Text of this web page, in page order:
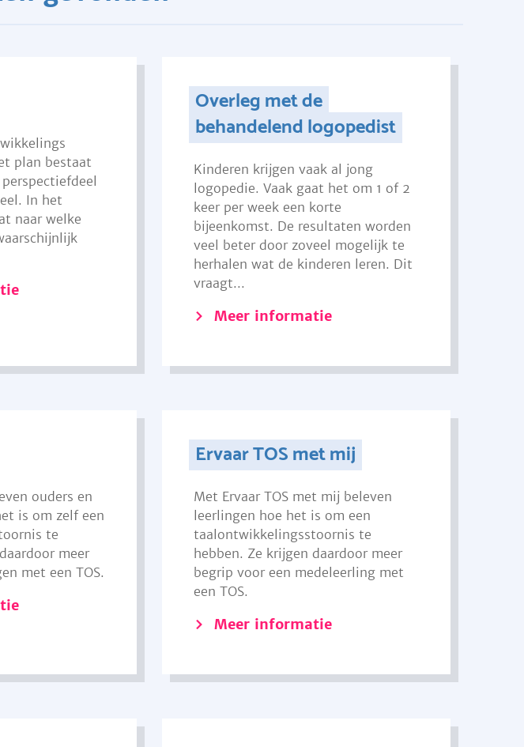
plan bestaat
In het
naar welke
Overleg met de
behandelend logopedist
Kinderen krijgen vaak al jong
logopedie. Vaak gaat het om 1 of 2
keer per week een korte
bijeenkomst. De resultaten worden
veel beter door zoveel mogelijk te
herhalen wat de kinderen leren. Dit
vraagt...
Meer informatie
ouders en
is om zelf een
te
meer
met een TOS.
Ervaar TOS met mij
Met Ervaar TOS met mij beleven
leerlingen hoe het is om een
taalontwikkelingsstoornis te
hebben. Ze krijgen daardoor meer
begrip voor een medeleerling met
een TOS.
Meer informatie